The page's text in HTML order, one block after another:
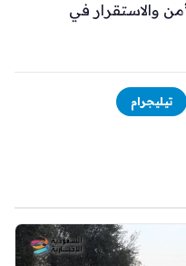
والاستقرار في
تيليجرام